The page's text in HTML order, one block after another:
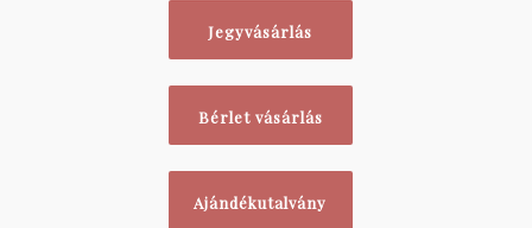
Jegyvásárlás
Bérlet vásárlás
Ajándékutalvány